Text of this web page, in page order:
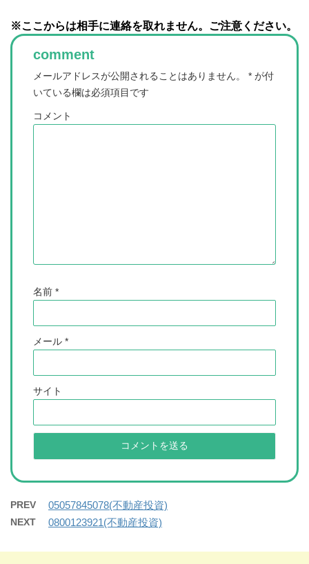
※ここからは相手に連絡を取れません。ご注意ください。
comment
メールアドレスが公開されることはありません。 * が付
いている欄は必須項目です
コメント
名前 *
メール *
サイト
PREV 05057845078(不動産投資)
NEXT 0800123921(不動産投資)